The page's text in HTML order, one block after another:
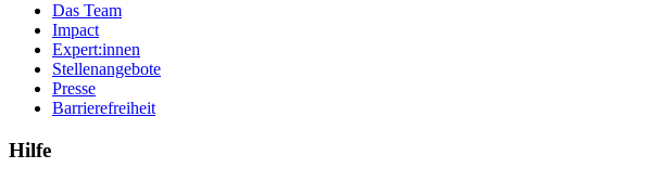
Das Team
Impact
Expert:innen
Stellenangebote
Presse
Barrierefreiheit
Hilfe